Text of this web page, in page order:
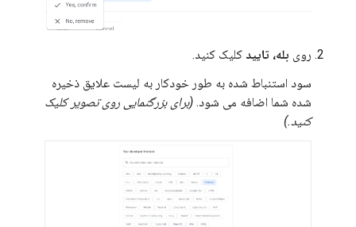
روی بله، تایید کلیک کنید.
سود استنباط شده به طور خودکار به لیست علایق ذخیره
شده شما اضافه می شود. (برای بزرگنمایی روی تصویر کلیک
کنید.)